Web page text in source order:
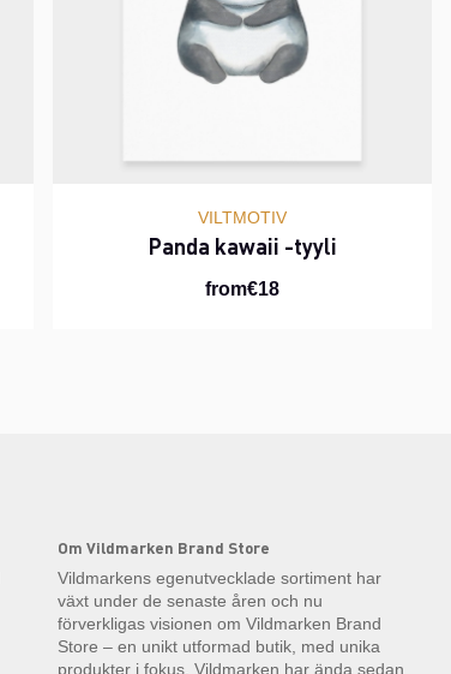
VILTMOTIV
Panda kawaii -tyyli
from€18
Om Vildmarken Brand Store
Vildmarkens egenutvecklade sortiment har
växt under de senaste åren och nu
förverkligas visionen om Vildmarken Brand
Store – en unikt utformad butik, med unika
produkter i fokus. Vildmarken har ända sedan